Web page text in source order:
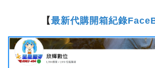
【最新代購開箱紀錄